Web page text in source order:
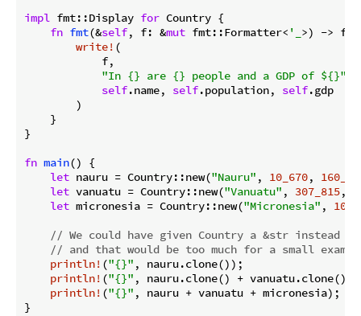
impl fmt::Display for Country {
fn fmt(&self, f: &mut fmt::Formatter< '_ >) ->
write! (
            f,
"In {} are {} people and a GDP of ${}"
self.name, self.population, self.gdp
        )
    }
}
fn main() {
let nauru = Country::new("Nauru" , 10_670,
let vanuatu = Country::new("Vanuatu" , 307_815,
let micronesia = Country::new("Micronesia" ,
// We could have given Country a &str instead
// and that would be too much for a small
println! ("{}" , nauru.clone());
println! ("{}" , nauru.clone() + vanuatu.clone());
println! ("{}" , nauru + vanuatu + micronesia);
}